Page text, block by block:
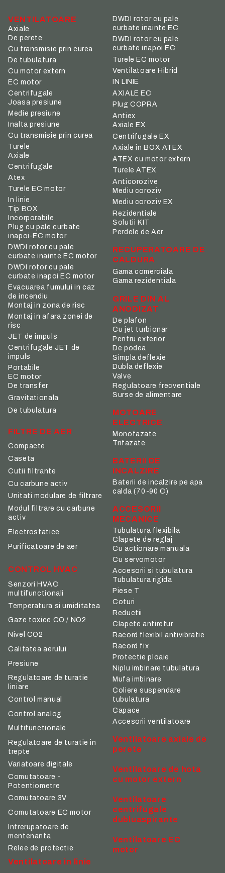
VENTILATOARE
Axiale
De perete
Cu transmisie prin curea
De tubulatura
Cu motor extern
EC motor
Centrifugale
Joasa presiune
Medie presiune
Inalta presiune
Cu transmisie prin curea
Turele
Axiale
Centrifugale
Atex
Turele EC motor
In linie
Tip BOX
Incorporabile
Plug cu pale curbate
inapoi-EC motor
DWDI rotor cu pale
curbate inainte EC motor
DWDI rotor cu pale
curbate inapoi EC motor
Evacuarea fumului in caz
de incendiu
Montaj in zona de risc
Montaj in afara zonei de
risc
JET de impuls
Centrifugale JET de
impuls
Portabile
EC motor
DWDI rotor cu pale
curbate inainte EC
DWDI rotor cu pale
curbate inapoi EC
Turele EC motor
Ventilatoare Hibrid
IN LINIE
AXIALE EC
Plug COPRA
Antiex
Axiale EX
Centrifugale EX
Axiale in BOX ATEX
ATEX cu motor extern
Turele ATEX
Anticorozive
Mediu coroziv
Mediu coroziv EX
Rezidentiale
Solutii KIT
Perdele de Aer
RECUPERATOARE DE
CALDURA
Gama comerciala
Gama rezidentiala
GRILE DIN AL
ANODIZAT
De plafon
Cu jet turbionar
Pentru exterior
De podea
Simpla deflexie
Dubla deflexie
Valve
De transfer
Gravitationala
De tubulatura
FILTRE DE AER
Compacte
Caseta
Cutii filtrante
Cu carbune activ
Unitati modulare de filtrare
Modul filtrare cu carbune
activ
Electrostatice
Purificatoare de aer
CONTROL HVAC
Senzori HVAC
multifunctionali
Temperatura si umiditatea
Gaze toxice CO / NO2
Nivel CO2
Calitatea aerului
Presiune
Regulatoare de turatie
liniare
Control manual
Control analog
Multifunctionale
Regulatoare de turatie in
trepte
Variatoare digitale
Comutatoare -
Potentiometre
Comutatoare 3V
Comutatoare EC motor
Intrerupatoare de
mentenanta
Relee de protectie
Regulatoare frecventiale
Surse de alimentare
MOTOARE
ELECTRICE
Monofazate
Trifazate
BATERII DE
INCALZIRE
Baterii de incalzire pe apa
calda (70-90 C)
ACCESORII
MECANICE
Tubulatura flexibila
Clapete de reglaj
Cu actionare manuala
Cu servomotor
Accesorii si tubulatura
Tubulatura rigida
Piese T
Coturi
Reductii
Clapete antiretur
Racord flexibil antivibratie
Racord fix
Protectie ploaie
Niplu imbinare tubulatura
Mufa imbinare
Coliere suspendare
tubulatura
Capace
Accesorii ventilatoare
Ventilatoare axiale de
perete
Ventilatoare de hota
cu motor extern
Ventilatoare
centrifugale
dubluaspirante
Ventilatoare EC
motor
Ventilatoare in linie